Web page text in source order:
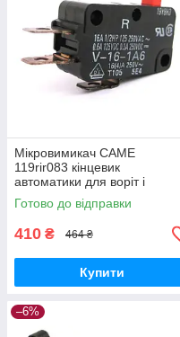
Мікровимикач CAME
119rir083 кінцевик
автоматики для воріт і
шлагбаум
Готово до відправки
410 ₴ 464 ₴
Купити
–6%